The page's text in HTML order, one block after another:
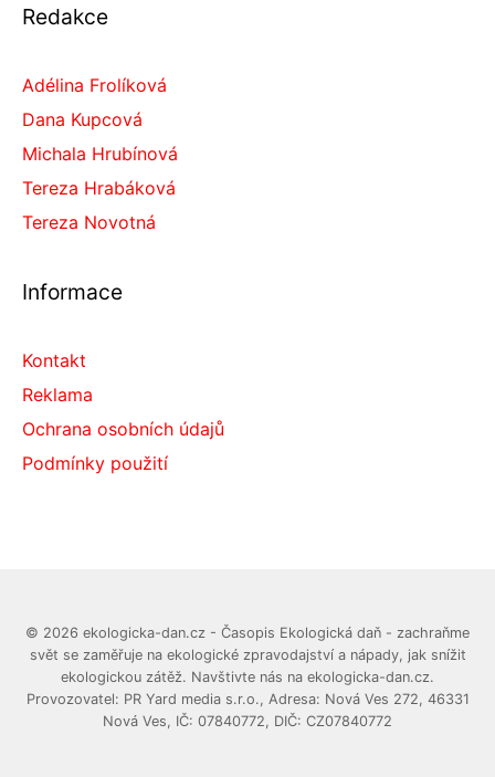
Redakce
Adélina Frolíková
Dana Kupcová
Michala Hrubínová
Tereza Hrabáková
Tereza Novotná
Informace
Kontakt
Reklama
Ochrana osobních údajů
Podmínky použití
© 2026 ekologicka-dan.cz - Časopis Ekologická daň - zachraňme
svět se zaměřuje na ekologické zpravodajství a nápady, jak snížit
ekologickou zátěž. Navštivte nás na ekologicka-dan.cz.
Provozovatel: PR Yard media s.r.o., Adresa: Nová Ves 272, 46331
Nová Ves, IČ: 07840772, DIČ: CZ07840772